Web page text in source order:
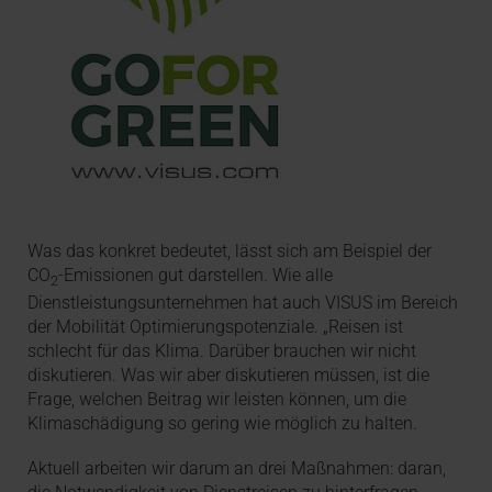
Was das konkret bedeutet, lässt sich am Beispiel der
CO2-Emissionen gut darstellen. Wie alle
Dienstleistungsunternehmen hat auch VISUS im Bereich
der Mobilität Optimierungspotenziale. „Reisen ist
schlecht für das Klima. Darüber brauchen wir nicht
diskutieren. Was wir aber diskutieren müssen, ist die
Frage, welchen Beitrag wir leisten können, um die
Klimaschädigung so gering wie möglich zu halten.
Aktuell arbeiten wir darum an drei Maßnahmen: daran,